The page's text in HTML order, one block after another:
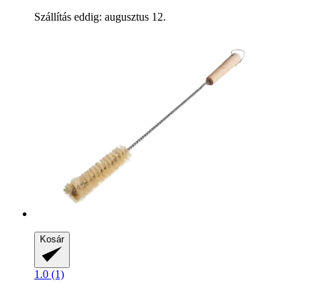
Szállítás eddig: augusztus 12.
Kosár
1.0 (1)